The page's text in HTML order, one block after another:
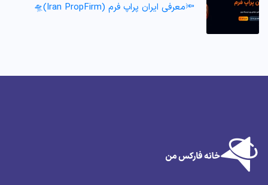
🔦معرفی ایران پراپ فرم (Iran PropFirm)🛸